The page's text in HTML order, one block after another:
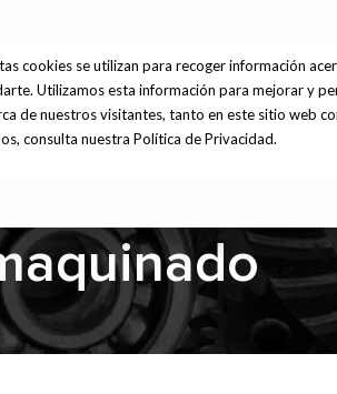
cookies se utilizan para recoger información
Utilizamos esta información para mejorar y
de nuestros visitantes, tanto en este sitio web
consulta nuestra Política de Privacidad.
Máquinas y
Herramientas
Marcas